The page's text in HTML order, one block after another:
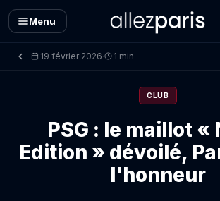
Menu
19 février 2026· 1 min
CLUB
PSG : le maillot «
Edition » dévoilé,
l'honneur